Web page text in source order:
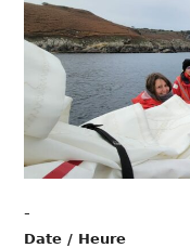
-
Date / Heure